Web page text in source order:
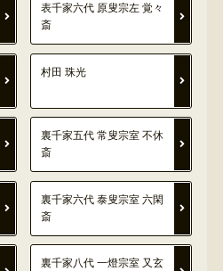
表千家六代 原叟宗左 覚々
斎
村田 珠光
裏千家五代 常叟宗室 不休
斎
裏千家六代 泰叟宗室 六閑
斎
裏千家八代 一燈宗室 又玄